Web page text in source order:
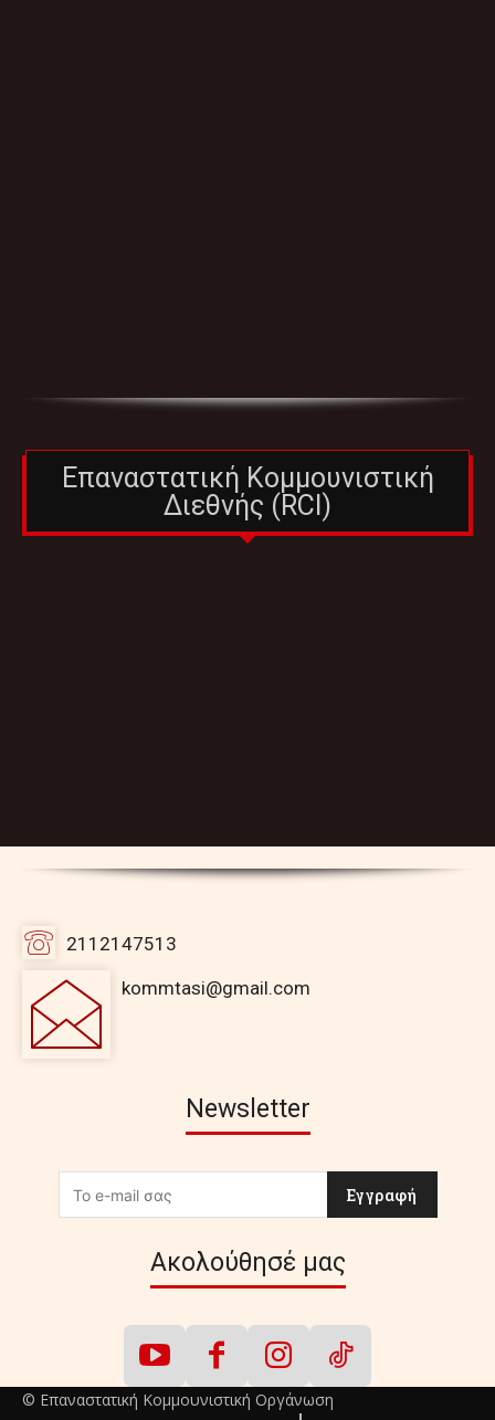
Επαναστατική Κομμουνιστική
Διεθνής (RCI)
2112147513
kommtasi@gmail.com
Newsletter
Εγγραφή
Ακολούθησέ μας
© Επαναστατική Κομμουνιστική Οργάνωση